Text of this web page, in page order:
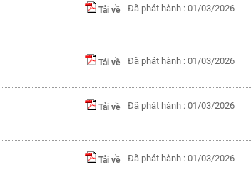
Tải về Đã phát hành : 01/03/2026
Tải về Đã phát hành : 01/03/2026
Tải về Đã phát hành : 01/03/2026
Tải về Đã phát hành : 01/03/2026